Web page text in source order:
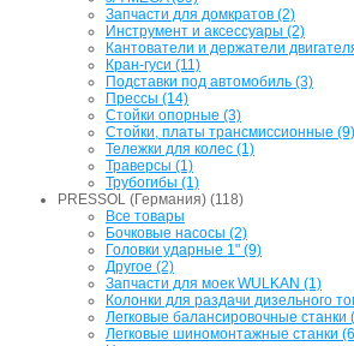
Запчасти для домкратов (2)
Инструмент и аксессуары (2)
Кантователи и держатели
Кран-гуси (11)
Подставки под автомобиль (3)
Прессы (14)
Стойки опорные (3)
Стойки, платы трансмиссионные (9)
Тележки для колес (1)
Траверсы (1)
Трубогибы (1)
PRESSOL (Германия) (118)
Все товары
Бочковые насосы (2)
Головки ударные 1" (9)
Другое (2)
Запчасти для моек WULKAN (1)
Колонки для раздачи дизельного
Легковые балансировочные станки
Легковые шиномонтажные станки